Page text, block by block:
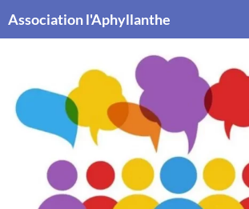
Association l'Aphyllanthe